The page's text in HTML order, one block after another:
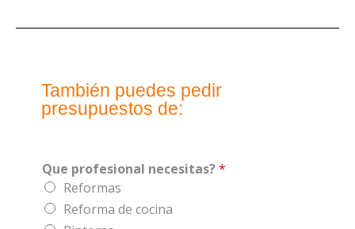
También puedes pedir
presupuestos de:
Que profesional necesitas?*
Reformas
Reforma de cocina